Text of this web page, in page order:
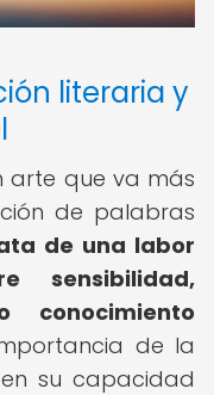
literaria y
arte que va más
de palabras
de una labor
sensibilidad,
conocimiento
de la
su capacidad